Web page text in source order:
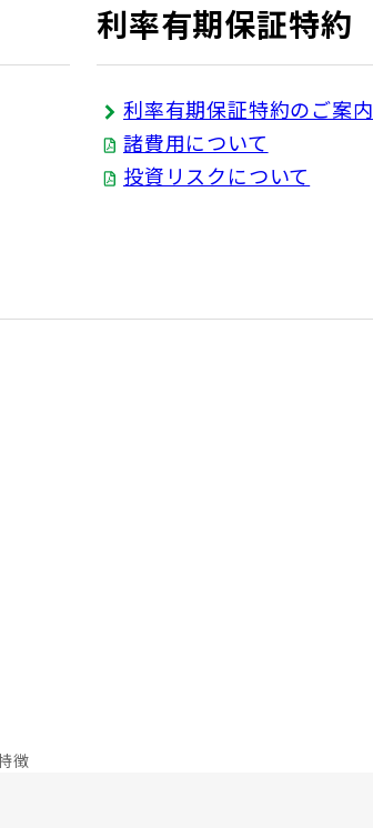
利率有期保証特約
利率有期保証特約のご案内
諸費用について
投資リスクについて
徴